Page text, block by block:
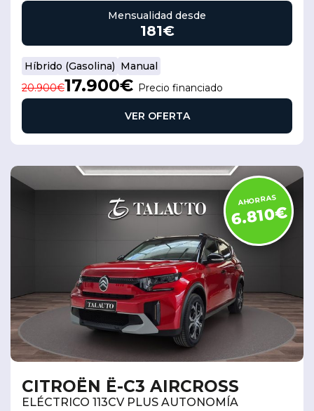
Mensualidad desde
181€
Híbrido (Gasolina) Manual
20.900€17.900€ Precio financiado
VER OFERTA
AHORRAS
6.810€
CITROËN Ë-C3 AIRCROSS
ELÉCTRICO 113CV PLUS AUTONOMÍA